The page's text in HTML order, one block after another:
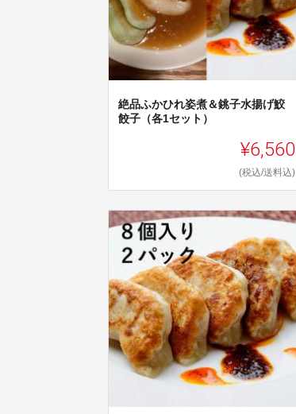
絶品ふかひれ姿煮＆銚子水揚げ鮫
餃子（各1セット）
¥6,560
(税込/送料込)